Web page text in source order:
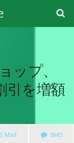
ップ、
引を増額
Mail SMS